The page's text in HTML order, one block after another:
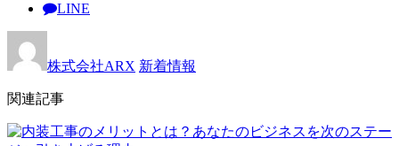
LINE
株式会社ARX 新着情報
関連記事